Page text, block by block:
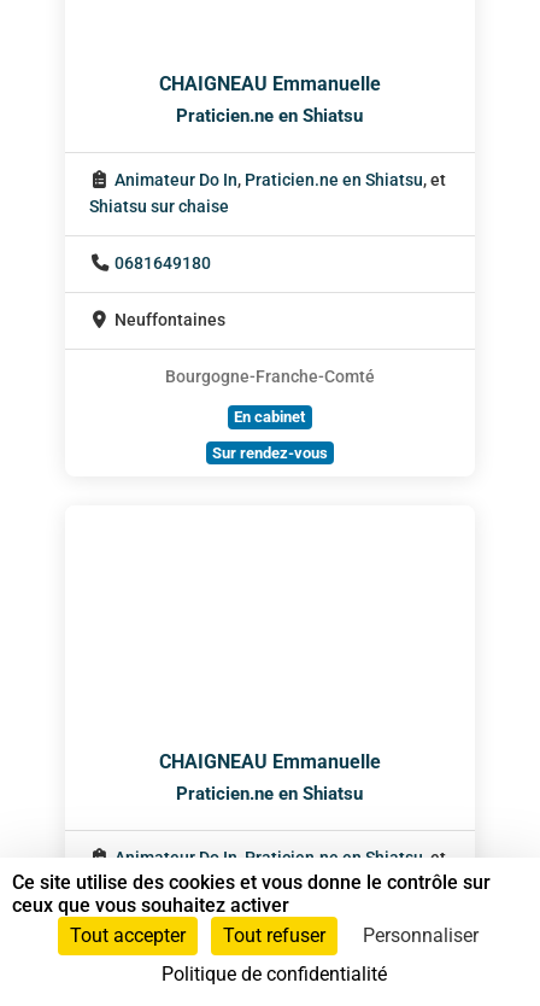
CHAIGNEAU Emmanuelle
Praticien.ne en Shiatsu
Animateur Do In, Praticien.ne en Shiatsu, et
Shiatsu sur chaise
0681649180
Neuffontaines
Bourgogne-Franche-Comté
En cabinet
Sur rendez-vous
CHAIGNEAU Emmanuelle
Praticien.ne en Shiatsu
Animateur Do In Praticien.ne en Shiatsu , et
Shiatsu sur chaise
0681649180
Ce site utilise des cookies et vous donne le contrôle sur
ceux que vous souhaitez activer
Tout accepter
Tout refuser
Personnaliser
Politique de confidentialité